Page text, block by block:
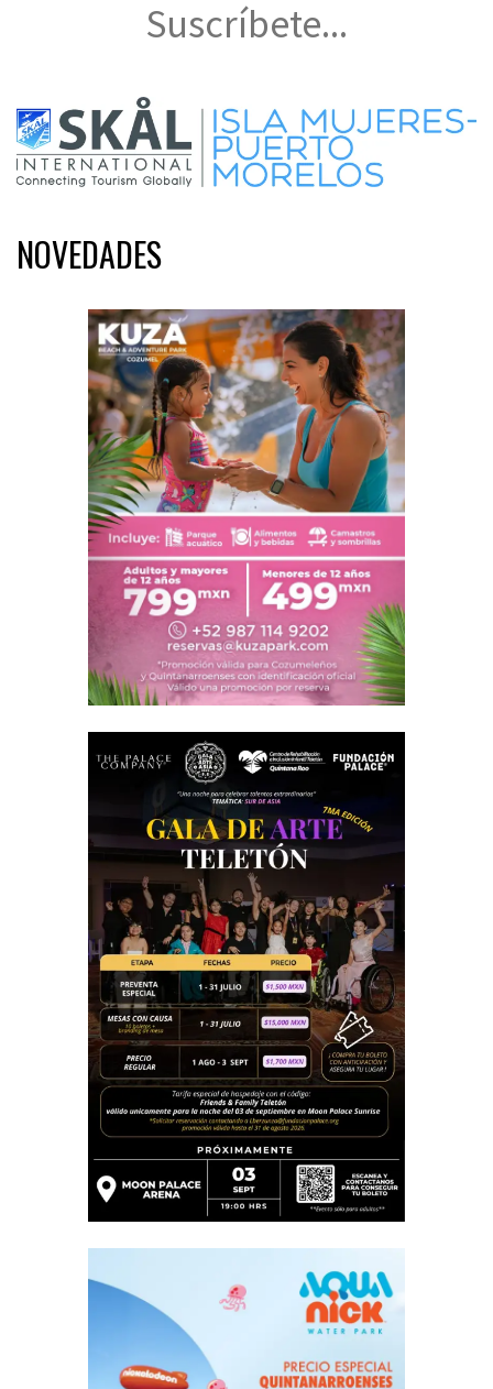
Suscríbete...
NOVEDADES